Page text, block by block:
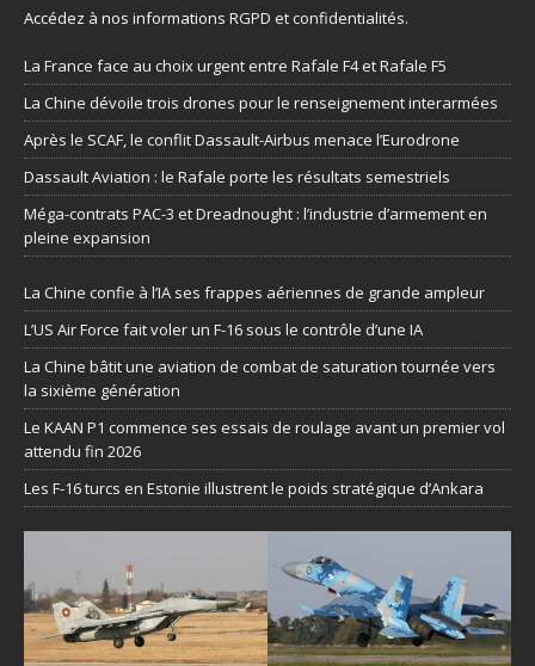
Accédez à nos informations RGPD et confidentialités.
La France face au choix urgent entre Rafale F4 et Rafale F5
La Chine dévoile trois drones pour le renseignement interarmées
Après le SCAF, le conflit Dassault-Airbus menace l’Eurodrone
Dassault Aviation : le Rafale porte les résultats semestriels
Méga-contrats PAC-3 et Dreadnought : l’industrie d’armement en
pleine expansion
La Chine confie à l’IA ses frappes aériennes de grande ampleur
L’US Air Force fait voler un F-16 sous le contrôle d’une IA
La Chine bâtit une aviation de combat de saturation tournée vers
la sixième génération
Le KAAN P1 commence ses essais de roulage avant un premier vol
attendu fin 2026
Les F-16 turcs en Estonie illustrent le poids stratégique d’Ankara